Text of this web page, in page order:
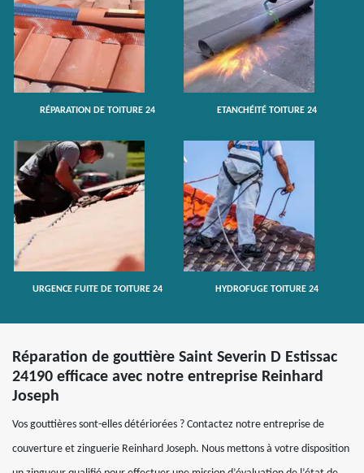
RÉPARATION DE TOITURE 24 ETANCHÉITÉ TOITURE 24
URGENCE FUITE DE TOITURE 24 HYDROFUGE TOITURE 24
Réparation de gouttière Saint Severin D Estissac
24190 efficace avec notre entreprise Reinhard
Joseph
Vos gouttières sont-elles détériorées ? Contactez notre entreprise de
couverture et zinguerie Reinhard Joseph. Nous mettons à votre disposition